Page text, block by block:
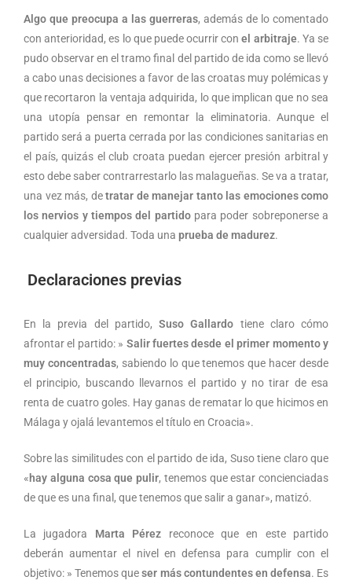
Algo que preocupa a las guerreras, además de lo comentado
con anterioridad, es lo que puede ocurrir conel arbitraje. Ya se
pudo observar en el tramo final del partido de ida como se llevó
a cabo unas decisiones a favor de las croatas muy polémicas y
que recortaron la ventaja adquirida, lo que implican que no sea
una utopía pensar en remontar la eliminatoria. Aunque el
partido será a puerta cerrada por las condiciones sanitarias en
el país, quizás el club croata puedan ejercer presión arbitral y
esto debe saber contrarrestarlo las malagueñas. Se va a tratar,
una vez más, detratar de manejar tanto las emociones como
los nervios y tiempos del partidopara poder sobreponerse a
cualquier adversidad. Toda una prueba de madurez.
Declaraciones previas
En la previa del partido,Suso Gallardo tiene claro cómo
afrontar el partido: » Salir fuertes desde el primer momento y
muy concentradas, sabiendo lo que tenemos que hacer desde
el principio, buscando llevarnos el partido y no tirar de esa
renta de cuatro goles. Hay ganas de rematar lo que hicimos en
Málaga y ojalá levantemos el título en Croacia».
Sobre las similitudes con el partido de ida, Suso tiene claro que
«hay alguna cosa que pulir, tenemos que estar concienciadas
de que es una final, que tenemos que salir a ganar», matizó.
La jugadora Marta Pérez reconoce que en este partido
deberán aumentar el nivel en defensa para cumplir con el
objetivo: » Tenemos queser más contundentes en defensa. Es